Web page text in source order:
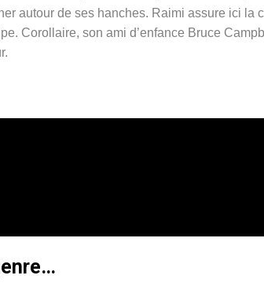
autour de ses hanches. Raimi assure ici la
Corollaire, son ami d’enfance Bruce